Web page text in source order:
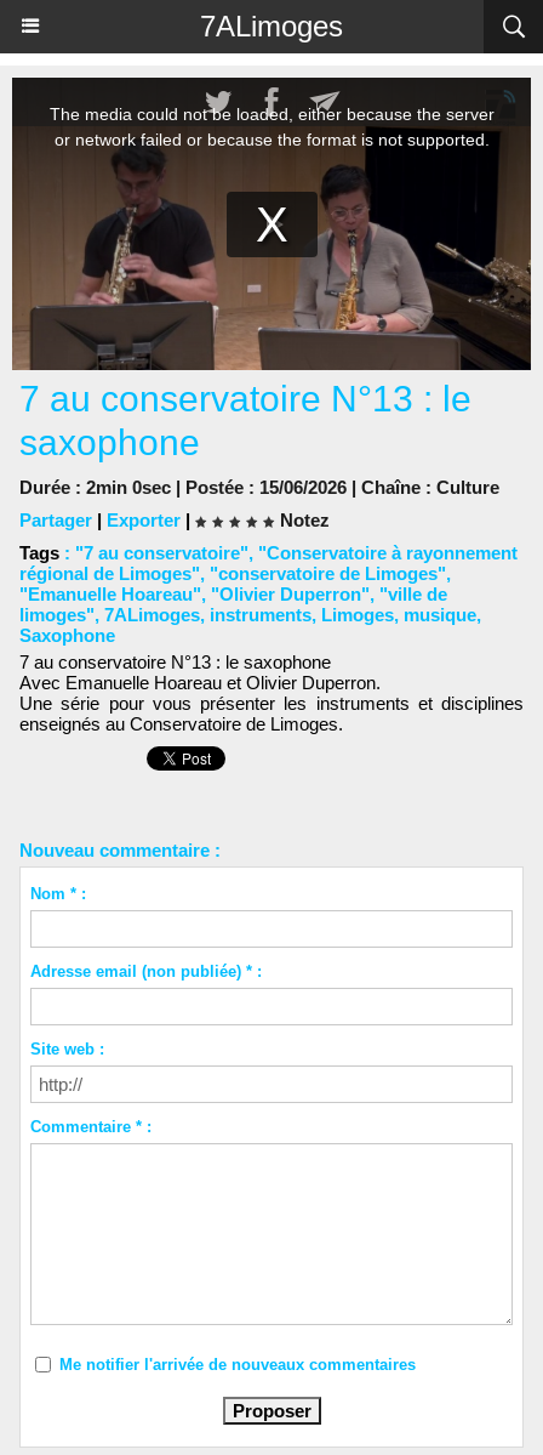
7ALimoges
7 au conservatoire N°13 : le
saxophone
Durée : 2min 0sec | Postée : 15/06/2026 | Chaîne : Culture
Partager | Exporter |
Notez
Tags : "7 au conservatoire", "Conservatoire à rayonnement
régional de Limoges", "conservatoire de Limoges",
"Emanuelle Hoareau", "Olivier Duperron", "ville de
limoges", 7ALimoges, instruments, Limoges, musique,
Saxophone
7 au conservatoire N°13 : le saxophone
Avec Emanuelle Hoareau et Olivier Duperron.
Une série pour vous présenter les instruments et disciplines
enseignés au Conservatoire de Limoges.
Nouveau commentaire :
Nom * :
Adresse email (non publiée) * :
Site web :
Commentaire * :
Me notifier l'arrivée de nouveaux commentaires